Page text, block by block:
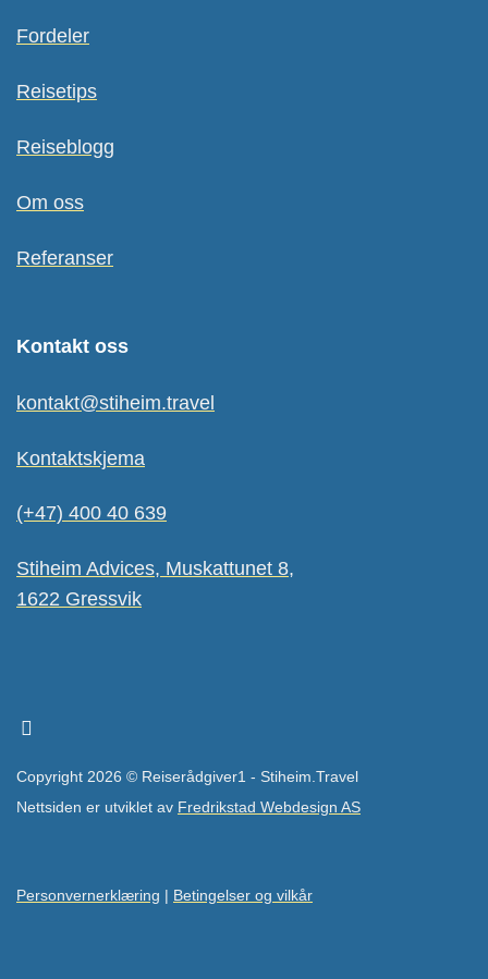
Fordeler
Reisetips
Reiseblogg
Om oss
Referanser
Kontakt oss
kontakt@stiheim.travel
Kontaktskjema
(+47) 400 40 639
Stiheim Advices, Muskattunet 8,
1622 Gressvik
Copyright 2026 © Reiserådgiver1 - Stiheim.Travel
Nettsiden er utviklet av Fredrikstad Webdesign AS
Personvernerklæring | Betingelser og vilkår